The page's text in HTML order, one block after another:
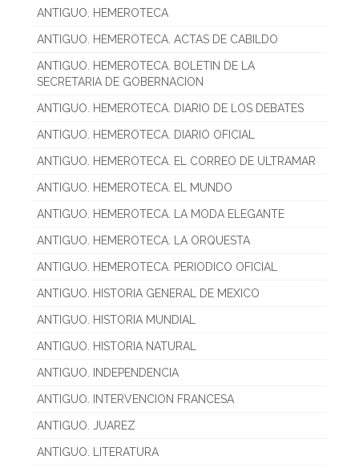
ANTIGUO. HEMEROTECA
ANTIGUO. HEMEROTECA. ACTAS DE CABILDO
ANTIGUO. HEMEROTECA. BOLETIN DE LA
SECRETARIA DE GOBERNACION
ANTIGUO. HEMEROTECA. DIARIO DE LOS DEBATES
ANTIGUO. HEMEROTECA. DIARIO OFICIAL
ANTIGUO. HEMEROTECA. EL CORREO DE ULTRAMAR
ANTIGUO. HEMEROTECA. EL MUNDO
ANTIGUO. HEMEROTECA. LA MODA ELEGANTE
ANTIGUO. HEMEROTECA. LA ORQUESTA
ANTIGUO. HEMEROTECA. PERIODICO OFICIAL
ANTIGUO. HISTORIA GENERAL DE MEXICO
ANTIGUO. HISTORIA MUNDIAL
ANTIGUO. HISTORIA NATURAL
ANTIGUO. INDEPENDENCIA
ANTIGUO. INTERVENCION FRANCESA
ANTIGUO. JUAREZ
ANTIGUO. LITERATURA